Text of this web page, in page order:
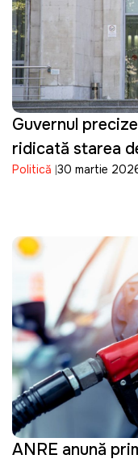
Guvernul
ridicată starea
energetic
Politică 30 martie
ANRE anunță